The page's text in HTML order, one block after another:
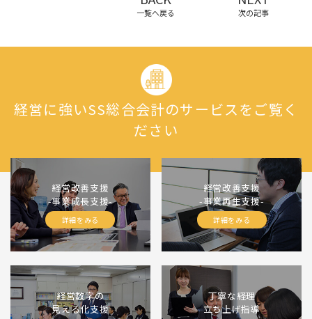
一覧へ戻る 次の記事
経営に強いSS総合会計のサービスをご覧く
ださい
経営改善支援
-事業成長支援-
詳細をみる
経営改善支援
-事業再生支援-
詳細をみる
経営数字の
見える化支援
丁寧な経理
立ち上げ指導